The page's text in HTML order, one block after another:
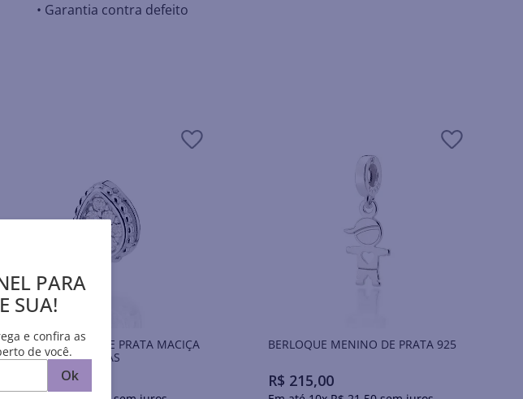
• Garantia contra defeito
PINGENTE GOTA DE PRATA MACIÇA
925 COM ZIRCÔNIAS
00
BERLOQUE MENINO DE PRATA 925
R$ 215,00
PARA
SUA!
e confira as
de você.
Ok